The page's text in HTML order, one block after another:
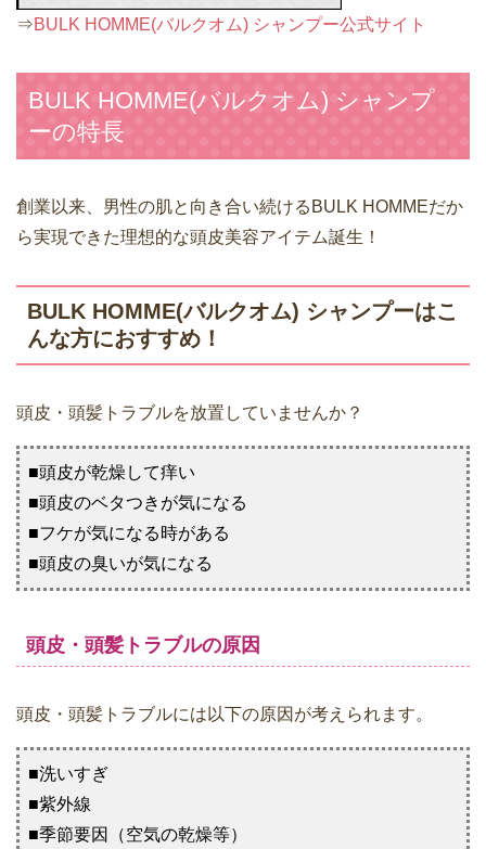
⇒BULK HOMME(バルクオム) シャンプー公式サイト
BULK HOMME(バルクオム) シャンプ
ーの特長
創業以来、男性の肌と向き合い続けるBULK HOMMEだか
ら実現できた理想的な頭皮美容アイテム誕生！
BULK HOMME(バルクオム) シャンプーはこ
んな方におすすめ！
頭皮・頭髪トラブルを放置していませんか？
■頭皮が乾燥して痒い
■頭皮のベタつきが気になる
■フケが気になる時がある
■頭皮の臭いが気になる
頭皮・頭髪トラブルの原因
頭皮・頭髪トラブルには以下の原因が考えられます。
■洗いすぎ
■紫外線
■季節要因（空気の乾燥等）